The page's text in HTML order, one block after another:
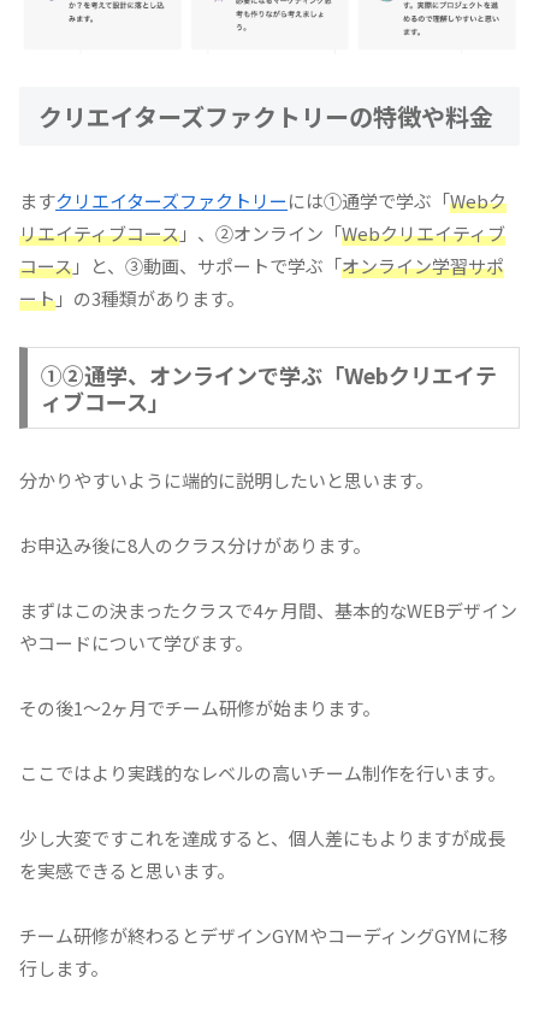
クリエイターズファクトリーの特徴や料金
ますクリエイターズファクトリーには①通学で学ぶ「Webク
リエイティブコース」、②オンライン「Webクリエイティブ
コース」と、③動画、サポートで学ぶ「オンライン学習サポ
ート」の3種類があります。
①②通学、オンラインで学ぶ「Webクリエイテ
ィブコース」
分かりやすいように端的に説明したいと思います。
お申込み後に8人のクラス分けがあります。
まずはこの決まったクラスで4ヶ月間、基本的なWEBデザイン
やコードについて学びます。
その後1〜2ヶ月でチーム研修が始まります。
ここではより実践的なレベルの高いチーム制作を行います。
少し大変ですこれを達成すると、個人差にもよりますが成長
を実感できると思います。
チーム研修が終わるとデザインGYMやコーディングGYMに移
行します。